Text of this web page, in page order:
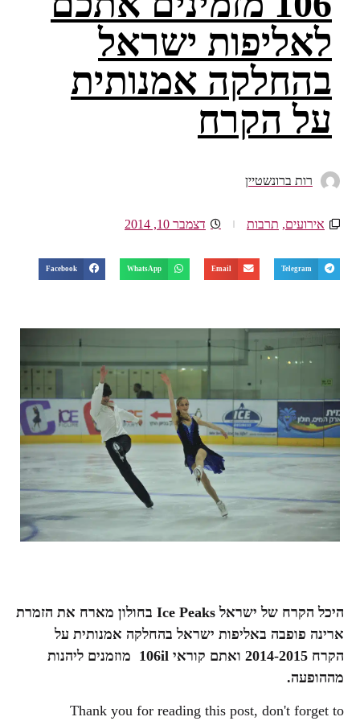
לאליפות ישראל
בהחלקה אמנותית
על הקרח
רות ברונשטיין
אירועים, תרבות דצמבר 10, 2014
Telegram
Email
WhatsApp
Facebook
היכל הקרח של ישראל Ice Peaks בחולון מארח את הזמרת
ארינה פופבה באליפות ישראל בהחלקה אמנותית על
הקרח
2014-2015 ואתם קוראי 106il מוזמנים ליהנות
מההופעה.
Thank you for reading this post, don't forget to